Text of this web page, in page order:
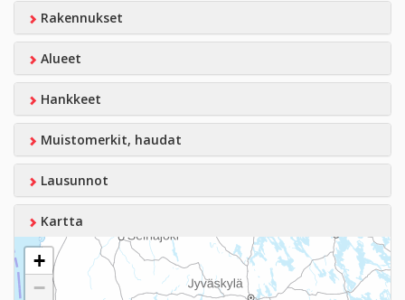
Rakennukset
Alueet
Hankkeet
Muistomerkit, haudat
Lausunnot
Kartta
+
−